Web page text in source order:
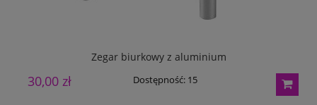
Zegar biurkowy z aluminium
30,00 zł Dostępność: 15